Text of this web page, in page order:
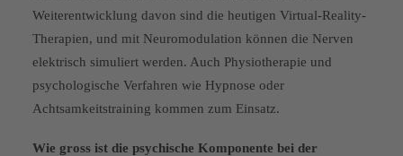
Weiterentwicklung davon sind die heutigen Virtual-Reali­ty-
Therapien, und mit Neuromodula­tion können die Nerven
elektrisch simuliert werden. Auch Physiothera­pie und
psychologische Verfahren wie Hypnose oder
Achtsamkeitstrai­ning kommen zum Einsatz.
Wie gross ist die psychische Komponente bei der